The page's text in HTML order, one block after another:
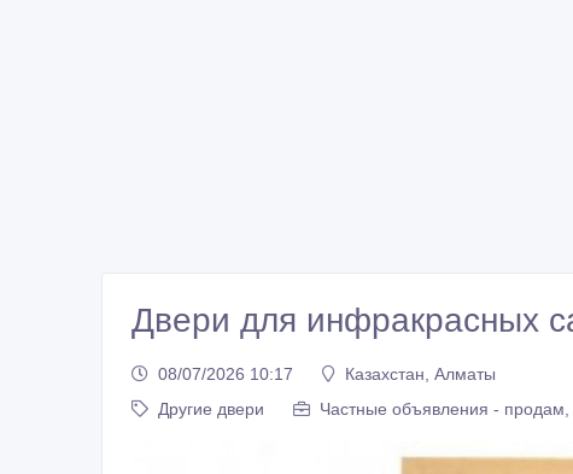
Двери для инфракрасных
08/07/2026 10:17
Казахстан, Алматы
Другие двери
Частные объявления -